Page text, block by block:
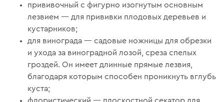
прививочный с фигурно изогнутым основным
лезвием — для прививки плодовых деревьев и
кустарников;
для винограда — садовые ножницы для обрезки
и ухода за виноградной лозой, среза спелых
гроздей. Он имеет длинные прямые лезвия,
благодаря которым способен проникнуть вглубь
куста;